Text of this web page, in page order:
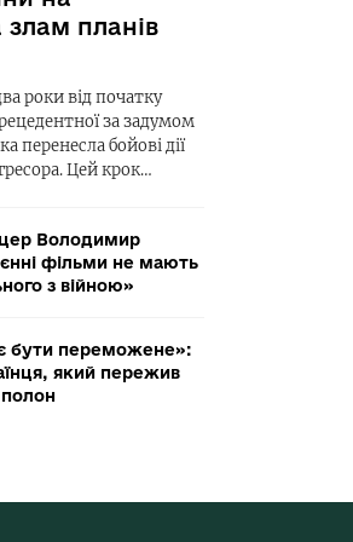
планів
роки від початку
за задумом
перенесла бойові дії
Цей крок…
Володимир
фільми не мають
з війною»
бути переможене»:
який пережив
полон